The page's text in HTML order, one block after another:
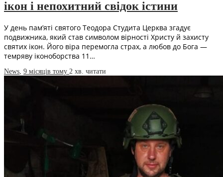
ікон і непохитний свідок істини
У день пам’яті святого Теодора Студита Церква згадує
подвижника, який став символом вірності Христу й захисту
святих ікон. Його віра перемогла страх, а любов до Бога —
темряву іконоборства 11…
News 9 місяців тому 2 хв. читати